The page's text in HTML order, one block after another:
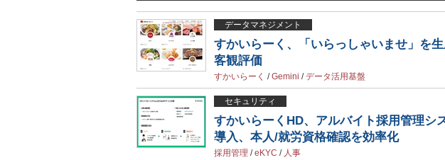
データマネジメント
すかいらーく、「いらっしゃいませ」を
客観評価
すかいらーく /Gemini /データ活用基盤
セキュリティ
すかいらーくHD、アルバイト採用管理シ
導入、本人/就労資格確認を効率化
採用管理 /eKYC / 人事